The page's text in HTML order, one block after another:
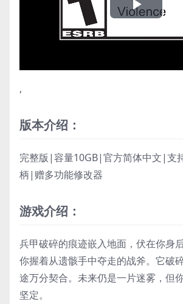
Play
Video
,
版本介绍：
完整版|容量10GB|官方简体中文|支
柄|赠多功能修改器
游戏介绍：
兵甲破碎的痕迹嵌入地面，伏在你身
你握着从遗骸手中夺走的战斧。它破
途万分契合。未来仍是一片迷雾，但
坚定。